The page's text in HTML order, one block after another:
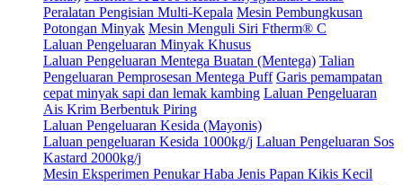
Peralatan Pengisian Multi-Kepala Mesin Pembungkusan
Potongan Minyak Mesin Menguli Siri Ftherm® C
Laluan Pengeluaran Minyak Khusus
Laluan Pengeluaran Mentega Buatan (Mentega) Talian
Pengeluaran Pemprosesan Mentega Puff Garis pemampatan
cepat minyak sapi dan lemak kambing Laluan Pengeluaran
Ais Krim Berbentuk Piring
Laluan Pengeluaran Kesida (Mayonis)
Laluan pengeluaran Kesida 1000kg/j Laluan Pengeluaran Sos
Kastard 2000kg/j
Mesin Eksperimen Penukar Haba Jenis Papan Kikis Kecil